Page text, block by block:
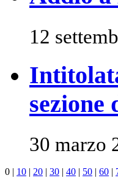
12
sezione
30 marzo
0 | 10 | 20 | 30 | 40 | 50 | 60 |